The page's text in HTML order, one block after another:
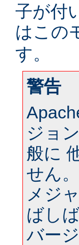
子が付
はこの
す。
警告
ジョ
般に
せん
メジ
ばし
バー